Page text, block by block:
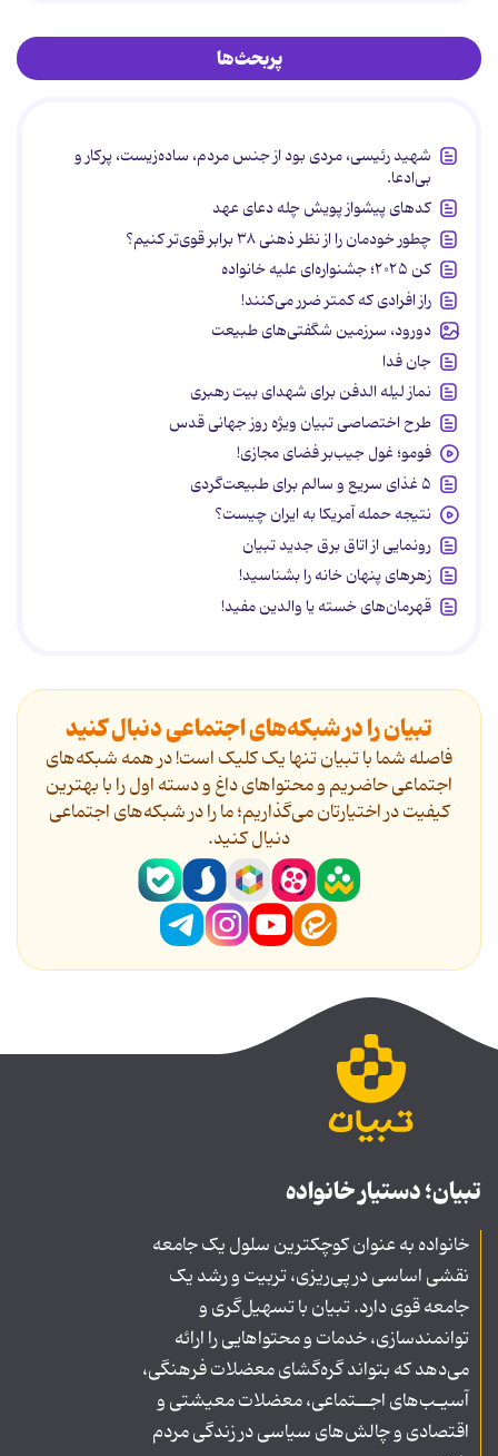
پربحث‌ها
شهید رئیسی، مردی بود از جنس مردم، ساده‌زیست، پرکار و
بی‌ادعا.
کدهای پیشواز پویش چله دعای عهد
چطور خودمان را از نظر ذهنی ۳۸ برابر قوی‌تر کنیم؟
کن ۲۰۲۵؛ جشنواره‌ای علیه خانواده
راز افرادی که کمتر ضرر می‌کنند!
دورود، سرزمین شگفتی‌های طبیعت
جان فدا
نماز لیله الدفن برای شهدای بیت رهبری
طرح اختصاصی تبیان ویژه روز جهانی قدس
فومو؛ غول جیب‌بر فضای مجازی!
۵ غذای سریع و سالم برای طبیعت‌گردی
نتیجه حمله آمریکا به ایران چیست؟
رونمایی از اتاق برق جدید تبیان
زهرهای پنهان خانه را بشناسید!
قهرمان‌های خسته یا والدین مفید!
تبیان را در شبکه‌های اجتماعی دنبال کنید
فاصله شما با تبیان تنها یک کلیک است! در همه شبکه‌های
اجتماعی حاضریم و محتواهای داغ و دسته اول را با بهترین
کیفیت در اختیارتان می‌گذاریم؛ ما را در شبکه‌های اجتماعی
دنیال کنید.
تبیان؛ دستیار خانواده
خانواده به عنوان کوچکترین سلول یک جامعه
نقشی اساسی در پی‌ریزی، تربیت و رشد یک
جامعه قوی دارد. تبیان با تسهیل‌گری و
توانمندسازی، خدمات و محتواهایی را ارائه
می‌دهد که بتواند گره‌گشای معضلات فرهنگی،
آسیـب‌های اجــتماعی، معضلات معیشتی و
اقتصادی و چالش‌های سیاسی در زندگی مردم